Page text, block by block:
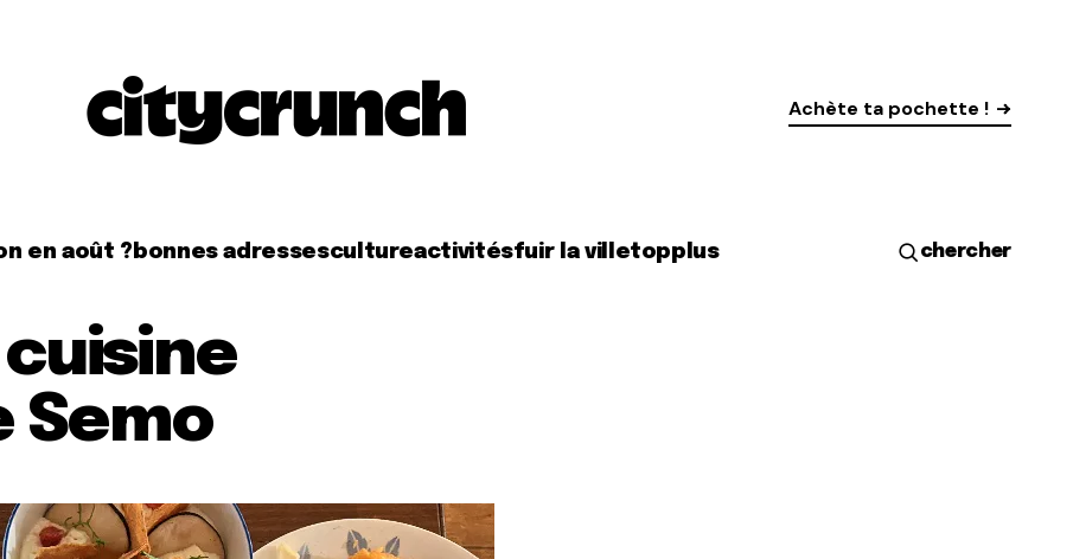
Achète ta pochette !
en août ? bonnes adressescultureactivitésfuir la villetopplus chercher
Semo